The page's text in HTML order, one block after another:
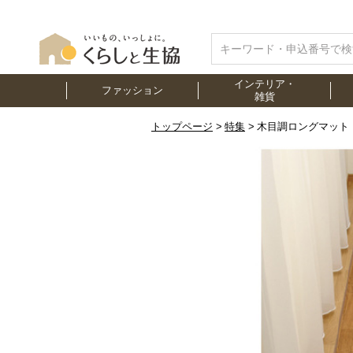
ファッション
インテリア・
雑貨
トップページ 特集 木目調ロングマット